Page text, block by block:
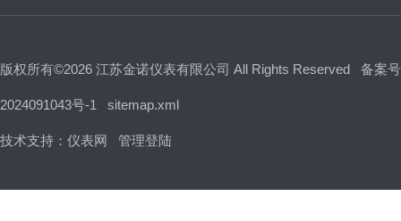
版权所有©2026 江苏金诺仪表有限公司 All Rights Reserved 备案
2024091043号-1 sitemap.xml
技术支持： 仪表网 管理登陆